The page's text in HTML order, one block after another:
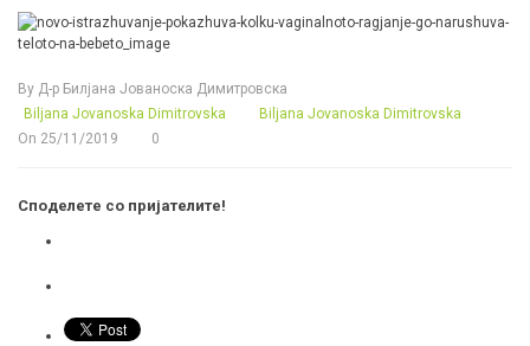
By Д-р Билјана Јованоска Димитровска
Biljana Jovanoska Dimitrovska
Biljana Jovanoska Dimitrovska
On 25/11/2019 0
Споделете со пријателите!